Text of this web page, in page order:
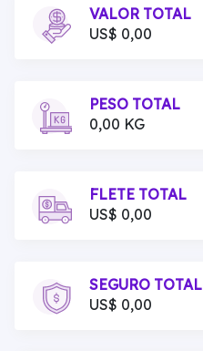
VALOR TOTAL
US$ 0,00
PESO TOTAL
0,00 KG
FLETE TOTAL
US$ 0,00
SEGURO TOTAL
US$ 0,00